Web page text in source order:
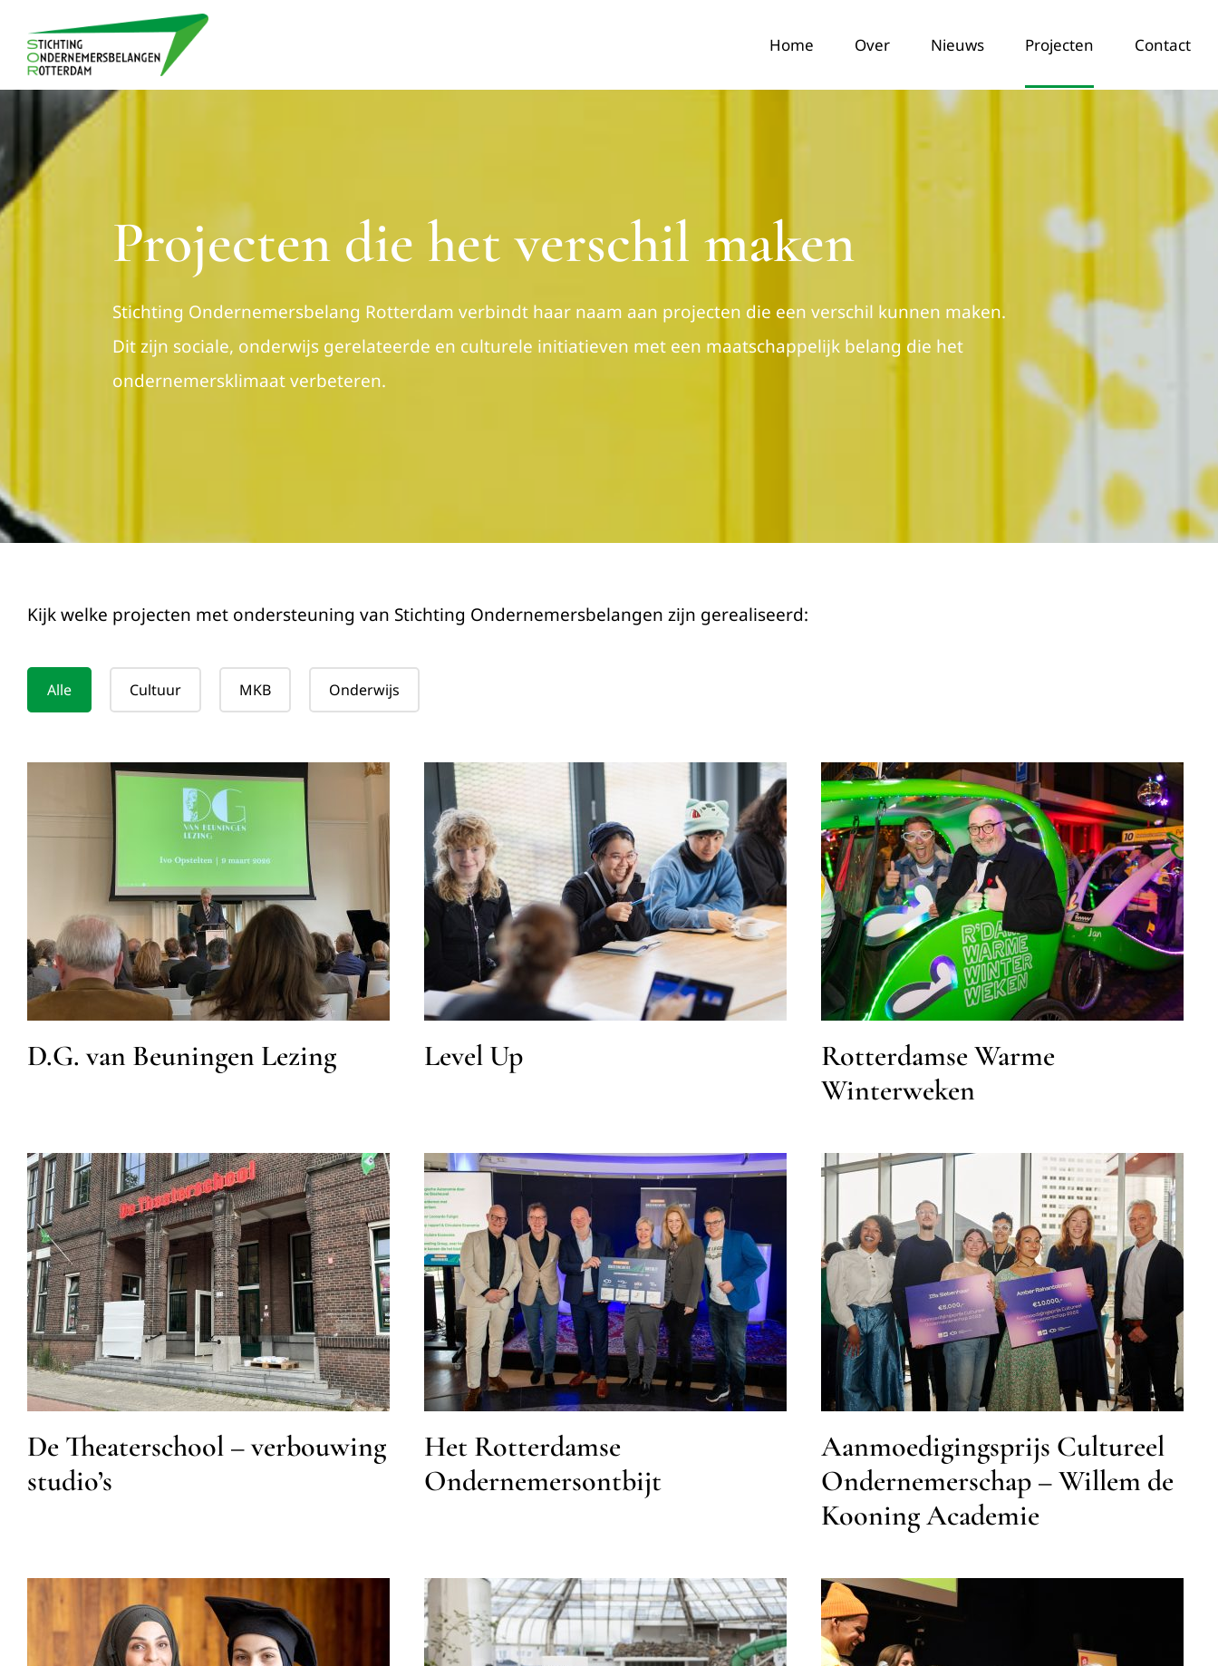
naar
inhoud
Home Over Nieuws Projecten Contact
Projecten die het verschil maken
Stichting Ondernemersbelang Rotterdam verbindt haar naam aan projecten die een verschil kunnen maken.
Dit zijn sociale, onderwijs gerelateerde en culturele initiatieven met een maatschappelijk belang die het
ondernemersklimaat verbeteren.
Kijk welke projecten met ondersteuning van Stichting Ondernemersbelangen zijn gerealiseerd:
Cultuur MKB Onderwijs
D.G. van Beuningen Lezing
MKB
D.G. van Beuningen Lezing
Level Up
Cultuur MKB
Level Up
Rotterdamse Warme
Winterweken
MKB
Rotterdamse Warme
Winterweken
De Theaterschool –
verbouwing studio’s
Cultuur
De Theaterschool – verbouwing
studio’s
Het Rotterdamse
Ondernemersontbijt
MKB
Het Rotterdamse
Ondernemersontbijt
Aanmoedigingsprijs Cultureel
Ondernemerschap – Willem
de Kooning Academie
Cultuur Onderwijs
Aanmoedigingsprijs Cultureel
Ondernemerschap – Willem de
Kooning Academie